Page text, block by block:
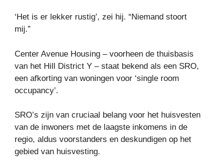
‘Het is er lekker rustig’, zei hij. “Niemand stoort
mij.”
Center Avenue Housing – voorheen de thuisbasis
van het Hill District Y – staat bekend als een SRO,
een afkorting van woningen voor ‘single room
occupancy’.
SRO’s zijn van cruciaal belang voor het huisvesten
van de inwoners met de laagste inkomens in de
regio, aldus voorstanders en deskundigen op het
gebied van huisvesting.